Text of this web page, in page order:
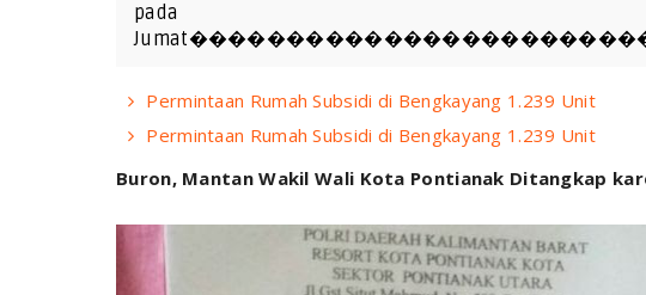
pada
Permintaan Rumah Subsidi di Bengkayang 1.239 Unit
Permintaan Rumah Subsidi di Bengkayang 1.239 Unit
Buron, Mantan Wakil Wali Kota Pontianak Ditangkap